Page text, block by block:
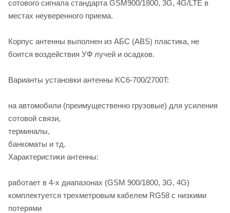
сотового сигнала стандарта GSM900/1800, 3G, 4G/LTE в
местах неуверенного приема.
Корпус антенны выполнен из АБС (ABS) пластика, не
боится воздействия УФ лучей и осадков.
Варианты установки антенны KC6-700/2700T:
на автомобили (преимущественно грузовые) для усиления
сотовой связи,
терминалы,
банкоматы и тд.
Характеристики антенны:
работает в 4-х диапазонах (GSM 900/1800, 3G, 4G)
комплектуется трехметровым кабелем RG58 с низкими
потерями